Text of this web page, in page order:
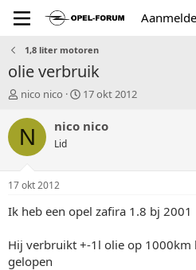
1,8 liter motoren
olie verbruik
T
p
a
r
r
nico nico
S
a
u
17 okt 2012
N nico nico
Lid
17 okt 2012
Ik heb een opel zafira 1.8 bj 2001
Hij verbruikt +-1l olie op 1000km
gelopen